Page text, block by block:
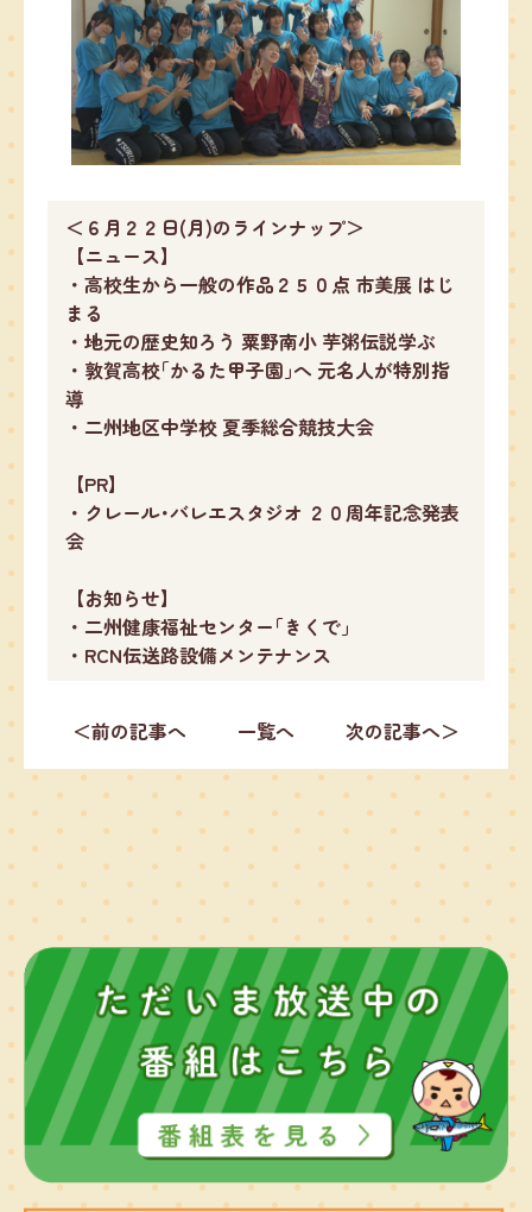
＜６月２２日(月)のラインナップ＞
【ニュース】
・高校生から一般の作品２５０点 市美展 はじ
まる
・地元の歴史知ろう 粟野南小 芋粥伝説学ぶ
・敦賀高校｢かるた甲子園｣へ 元名人が特別指
導
・二州地区中学校 夏季総合競技大会
【PR】
・クレール･バレエスタジオ ２０周年記念発表
会
【お知らせ】
・二州健康福祉センター｢きくで｣
・RCN伝送路設備メンテナンス
＜前の記事へ 一覧へ 次の記事へ＞